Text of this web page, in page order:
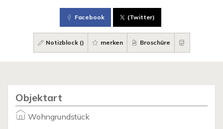
Facebook (Twitter)
Notizblock () merken Broschüre
Objektart
Wohngrundstück